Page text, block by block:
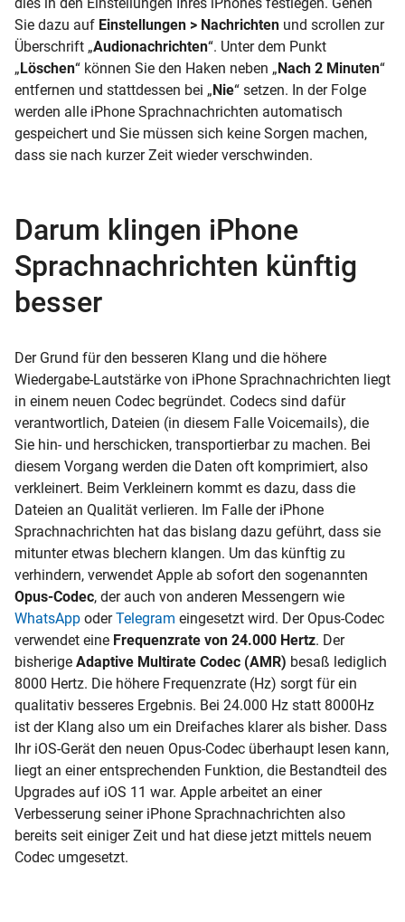
Sie dazu auf Einstellungen > Nachrichten und scrollen zur
Überschrift „Audionachrichten“. Unter dem Punkt
„ Löschen“ können Sie den Haken neben „ Nach 2 Minuten“
entfernen und stattdessen bei „ Nie“ setzen. In der Folge
werden alle iPhone Sprachnachrichten automatisch
gespeichert und Sie müssen sich keine Sorgen machen,
dass sie nach kurzer Zeit wieder verschwinden.
Darum klingen iPhone
Sprachnachrichten künftig
besser
Der Grund für den besseren Klang und die höhere
Wiedergabe-Lautstärke von iPhone Sprachnachrichten liegt
in einem neuen Codec begründet. Codecs sind dafür
verantwortlich, Dateien (in diesem Falle Voicemails), die
Sie hin- und herschicken, transportierbar zu machen. Bei
diesem Vorgang werden die Daten oft komprimiert, also
verkleinert. Beim Verkleinern kommt es dazu, dass die
Dateien an Qualität verlieren. Im Falle der iPhone
Sprachnachrichten hat das bislang dazu geführt, dass sie
mitunter etwas blechern klangen. Um das künftig zu
verhindern, verwendet Apple ab sofort den sogenannten
Opus-Codec, der auch von anderen Messengern wie
WhatsApp oderTelegram eingesetzt wird. Der Opus-Codec
verwendet eine Frequenzrate von 24.000 Hertz. Der
bisherige Adaptive Multirate Codec (AMR) besaß lediglich
8000 Hertz. Die höhere Frequenzrate (Hz) sorgt für ein
qualitativ besseres Ergebnis. Bei 24.000 Hz statt 8000Hz
ist der Klang also um ein Dreifaches klarer als bisher. Dass
Ihr iOS-Gerät den neuen Opus-Codec überhaupt lesen kann,
liegt an einer entsprechenden Funktion, die Bestandteil des
Upgrades auf iOS 11 war. Apple arbeitet an einer
Verbesserung seiner iPhone Sprachnachrichten also
bereits seit einiger Zeit und hat diese jetzt mittels neuem
Codec umgesetzt.